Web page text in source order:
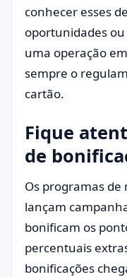
conhecer esses
oportunidades
uma operação
sempre o
cartão.
Fique
de
Os programas
lançam
bonificam os
percentuais
bonificações